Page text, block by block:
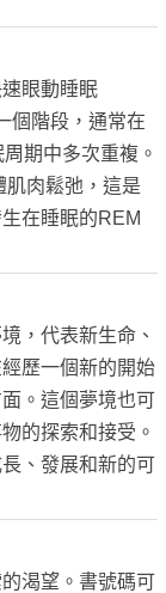
眼動睡眠
個階段，通常在
期中多次重複。
肉鬆弛，這是
在睡眠的REM
，代表新生命、
歷一個新的開始
。這個夢境也可
的探索和接受。
、發展和新的可
渴望。書號碼可